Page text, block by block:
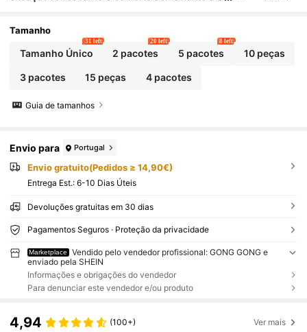
ens, presente perfeito para familiares, colegas e am
Tamanho
Tamanho Único
31 left
2 pacotes
20 left
5 pacotes
8 left
10 peças
3 pacotes 15 peças 4 pacotes
Guia de tamanhos
Envio para Portugal
Envio gratuito(Pedidos ≥ 14,90€)
Entrega Est.: 6-10 Dias Úteis
Devoluções gratuitas em 30 dias
Pagamentos Seguros · Proteção da privacidade
Marketplace
Vendido pelo vendedor profissional: GONG GONG e
enviado pela SHEIN
Informações e obrigações do vendedor
Para denunciar este vendedor e/ou produto
4,94 (100+) Ver mais